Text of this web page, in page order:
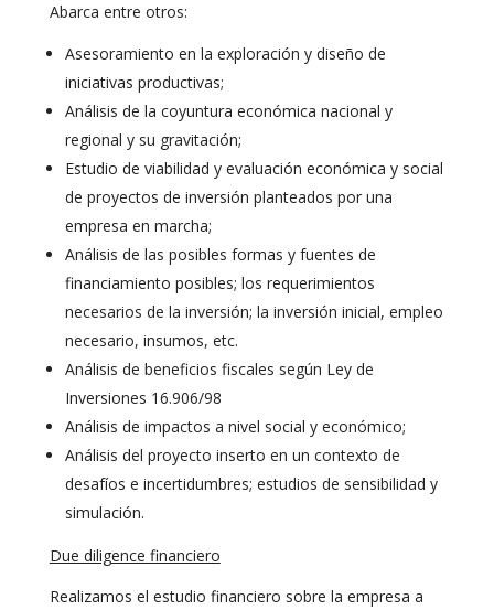
Abarca entre otros:
Asesoramiento en la exploración y diseño de
iniciativas productivas;
Análisis de la coyuntura económica nacional y
regional y su gravitación;
Estudio de viabilidad y evaluación económica y social
de proyectos de inversión planteados por una
empresa en marcha;
Análisis de las posibles formas y fuentes de
financiamiento posibles; los requerimientos
necesarios de la inversión; la inversión inicial, empleo
necesario, insumos, etc.
Análisis de beneficios fiscales según Ley de
Inversiones 16.906/98
Análisis de impactos a nivel social y económico;
Análisis del proyecto inserto en un contexto de
desafíos e incertidumbres; estudios de sensibilidad y
simulación.
Due diligence financiero
Realizamos el estudio financiero sobre la empresa a